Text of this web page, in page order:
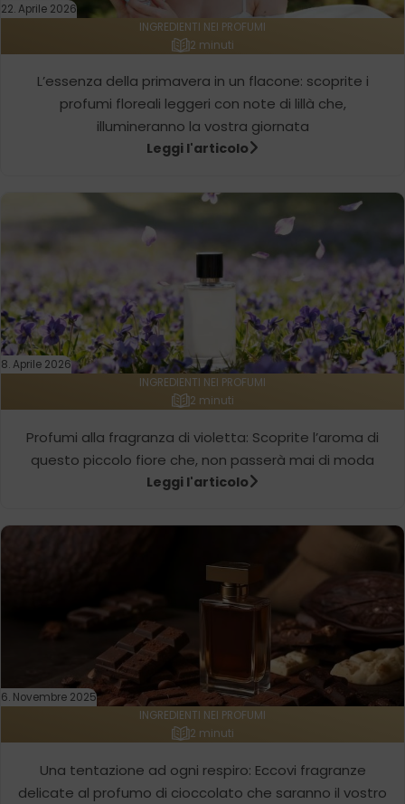
22. Aprile 2026
INGREDIENTI NEI PROFUMI
2 minuti
L’essenza della primavera in un flacone: scoprite i
profumi floreali leggeri con note di lillà che,
illumineranno la vostra giornata
Leggi l'articolo
8. Aprile 2026
INGREDIENTI NEI PROFUMI
2 minuti
Profumi alla fragranza di violetta: Scoprite l’aroma di
questo piccolo fiore che, non passerà mai di moda
Leggi l'articolo
6. Novembre 2025
INGREDIENTI NEI PROFUMI
2 minuti
Una tentazione ad ogni respiro: Eccovi fragranze
delicate al profumo di cioccolato che saranno il vostro